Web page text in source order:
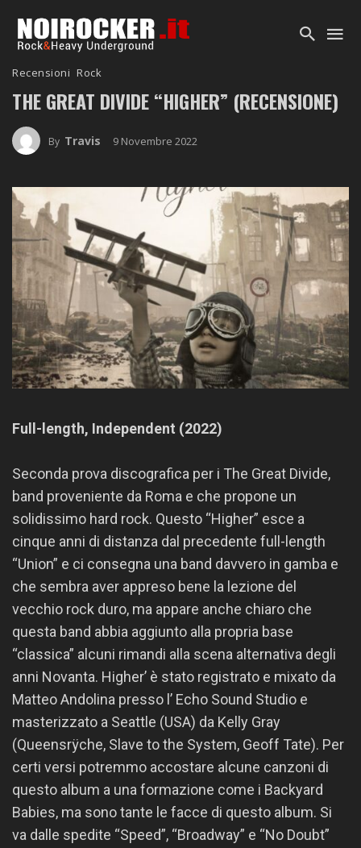
Recensioni Rock
THE GREAT DIVIDE “HIGHER” (RECENSIONE)
By Travis 9 Novembre 2022
Full-length, Independent (2022)
Seconda prova discografica per i The Great Divide,
band proveniente da Roma e che propone un
solidissimo hard rock. Questo “Higher” esce a
cinque anni di distanza dal precedente full-length
“Union” e ci consegna una band davvero in gamba e
che sembra aver appreso bene la lezione del
vecchio rock duro, ma appare anche chiaro che
questa band abbia aggiunto alla propria base
“classica” alcuni rimandi alla scena alternativa degli
anni Novanta. Higher’ è stato registrato e mixato da
Matteo Andolina presso l’ Echo Sound Studio e
masterizzato a Seattle (USA) da Kelly Gray
(Queensrÿche, Slave to the System, Geoff Tate). Per
certi versi potremmo accostare alcune canzoni di
questo album a una formazione come i Backyard
Babies, ma sono tante le facce di questo album. Si
va dalle spedite “Speed”, “Broadway” e “No Doubt”